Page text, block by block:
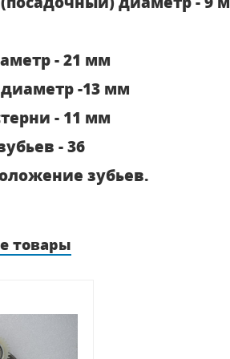
- 21 мм
-13 мм
- 11 мм
- 36
зубьев.
товары